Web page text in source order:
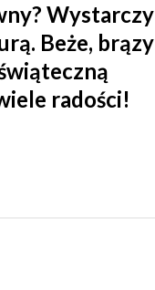
Wystarczy
Beże, brązy
radości!